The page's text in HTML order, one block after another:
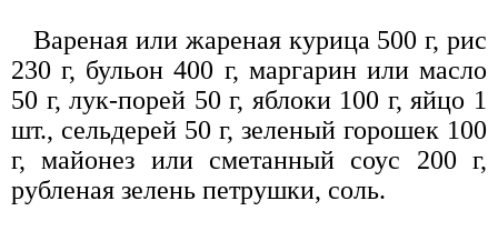
Вареная или жареная курица 500 г, рис
230 г, бульон 400 г, маргарин или масло
50 г, лук-порей 50 г, яблоки 100 г, яйцо 1
шт., сельдерей 50 г, зеленый горошек 100
г, майонез или сметанный соус 200 г,
рубленая зелень петрушки, соль.